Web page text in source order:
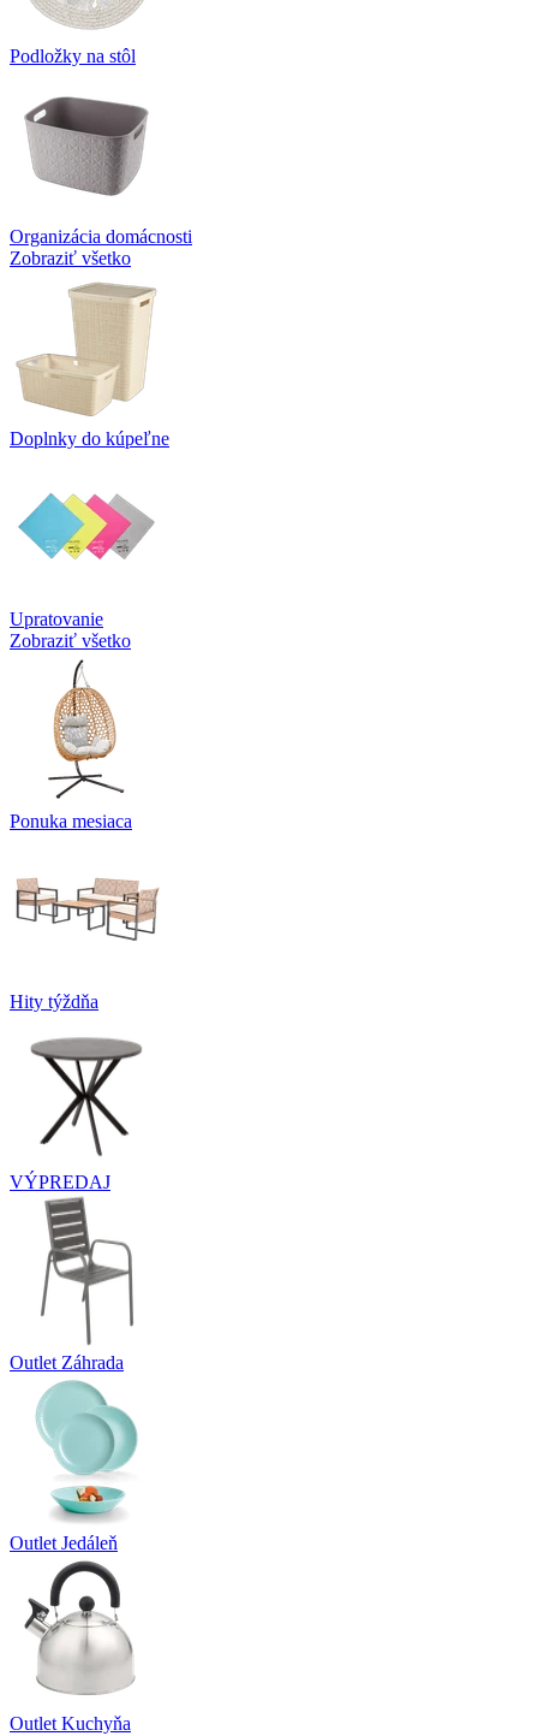
Podložky na stôl
Organizácia domácnosti
Zobraziť všetko
Doplnky do kúpeľne
Upratovanie
Zobraziť všetko
Ponuka mesiaca
Hity týždňa
VÝPREDAJ
Outlet Záhrada
Outlet Jedáleň
Outlet Kuchyňa